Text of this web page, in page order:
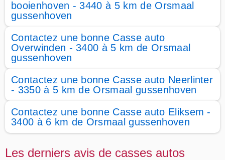
booienhoven - 3440 à 5 km de Orsmaal
gussenhoven
Contactez une bonne Casse auto
Overwinden - 3400 à 5 km de Orsmaal
gussenhoven
Contactez une bonne Casse auto Neerlinter
- 3350 à 5 km de Orsmaal gussenhoven
Contactez une bonne Casse auto Eliksem -
3400 à 6 km de Orsmaal gussenhoven
Les derniers avis de casses autos